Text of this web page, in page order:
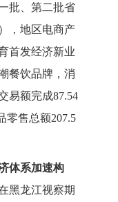
批、第二批省
，地区电商产
首发经济新业
餐饮品牌， 消
易额完成87.54
零售总额207.5
体系加速构
黑龙江视察期